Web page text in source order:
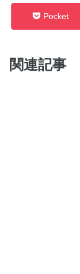
Pocket
関連記事